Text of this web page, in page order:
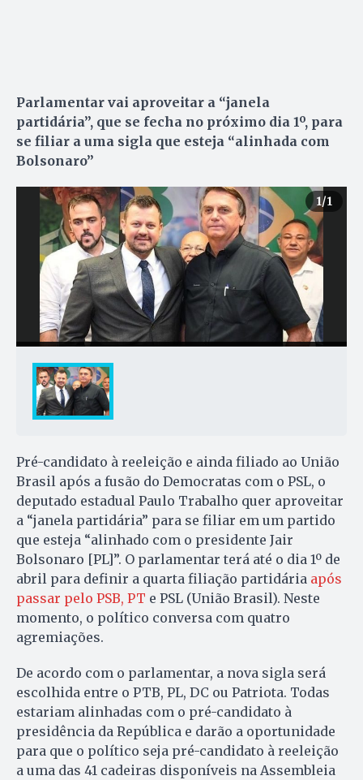
Parlamentar vai aproveitar a “janela
partidária”, que se fecha no próximo dia 1º, para
se filiar a uma sigla que esteja “alinhada com
Bolsonaro”
1/1
Pré-candidato à reeleição e ainda filiado ao União
Brasil após a fusão do Democratas com o PSL, o
deputado estadual Paulo Trabalho quer aproveitar
a “janela partidária” para se filiar em um partido
que esteja “alinhado com o presidente Jair
Bolsonaro [PL]”. O parlamentar terá até o dia 1º de
abril para definir a quarta filiação partidária após
passar pelo PSB, PT e PSL (União Brasil). Neste
momento, o político conversa com quatro
agremiações.
De acordo com o parlamentar, a nova sigla será
escolhida entre o PTB, PL, DC ou Patriota. Todas
estariam alinhadas com o pré-candidato à
presidência da República e darão a oportunidade
para que o político seja pré-candidato à reeleição
a uma das 41 cadeiras disponíveis na Assembleia